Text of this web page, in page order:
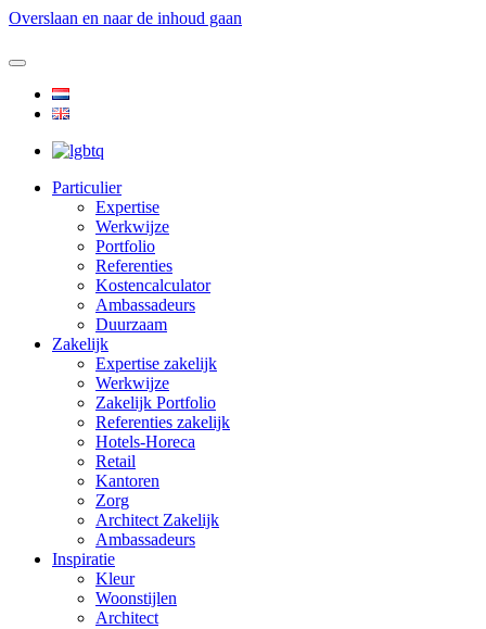
Overslaan en naar de inhoud gaan
Particulier
Expertise
Werkwijze
Portfolio
Referenties
Kostencalculator
Ambassadeurs
Duurzaam
Zakelijk
Expertise zakelijk
Werkwijze
Zakelijk Portfolio
Referenties zakelijk
Hotels-Horeca
Retail
Kantoren
Zorg
Architect Zakelijk
Ambassadeurs
Inspiratie
Kleur
Woonstijlen
Architect